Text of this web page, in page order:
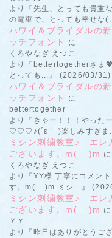
より『先生、とっても貴重
の電車で、とっても幸せ
ハワイ＆ブライダルの
ッチフォント
に
くろやなぎ えつこ
より『bettertogetherさま
とっても...』 (2026/03/31)
ハワイ＆ブライダルの
ッチフォント
に
bettertogether
より『きゃー！！！やった
♡♡♡♪(´ε｀ )楽しみすぎ
ミシン刺繍教室♪ エレ
ございます。m(__)m に
くろやなぎ えつこ
より『YY様 丁寧にコメン
す。m(__)m ミシ...』
ミシン刺繍教室♪ エレ
ございます。m(__)m に
ＹＹ
より『昨日はありがとうご